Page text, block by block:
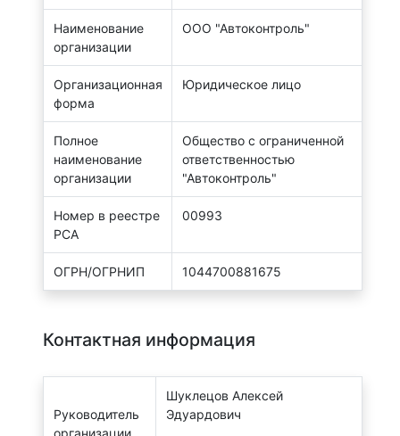
Наименование
организации
ООО "Автоконтроль"
Организационная
форма
Юридическое лицо
Полное
наименование
организации
Общество с ограниченной
ответственностью
"Автоконтроль"
Номер в реестре
РСА
00993
ОГРН/ОГРНИП 1044700881675
Контактная информация
Руководитель
Шуклецов Алексей
Эдуардович